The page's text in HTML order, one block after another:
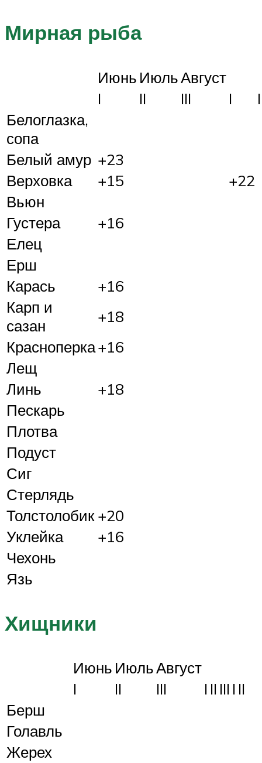
Мирная рыба
Июнь ИюльАвгуст
I
II III I
Белоглазка,
сопа
Белый амур +23
Верховка
+15
+22
Вьюн
Густера
+16
Елец
Ерш
Карась
+16
Карп и
сазан
+18
Красноперка+16
Лещ
Линь
+18
Пескарь
Плотва
Подуст
Сиг
Стерлядь
Толстолобик +20
Уклейка
+16
Чехонь
Язь
Хищники
Июнь ИюльАвгуст
I
II III I II III I II
Берш
Голавль
Жерех